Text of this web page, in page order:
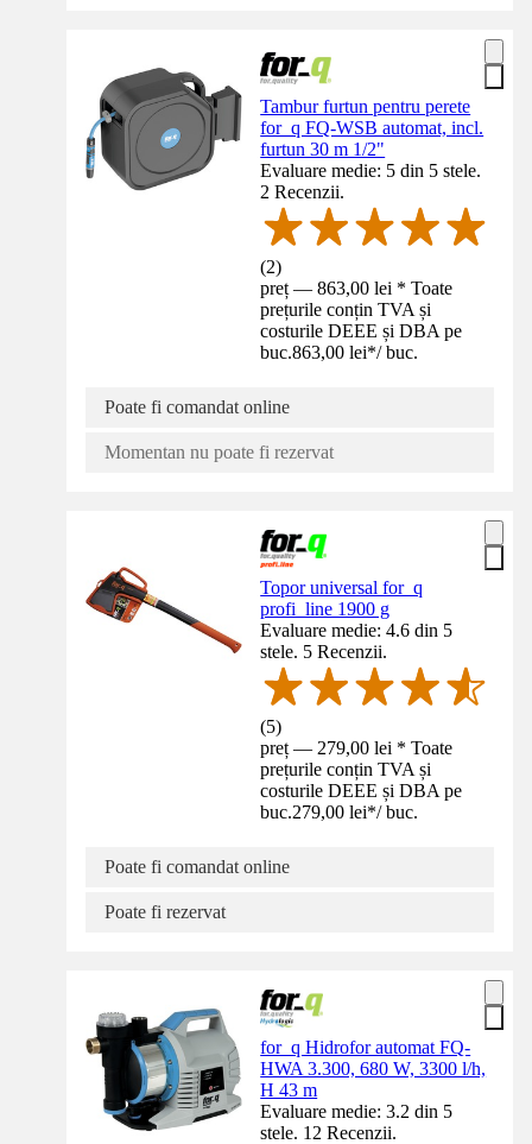
Tambur furtun pentru perete
for_q FQ-WSB automat, incl.
furtun 30 m 1/2"
Evaluare medie: 5 din 5 stele.
2 Recenzii.
(2)
preț — 863,00 lei * Toate
prețurile conțin TVA și
costurile DEEE și DBA pe
buc.863,00 lei*/ buc.
Poate fi comandat online
Momentan nu poate fi rezervat
Topor universal for_q
profi_line 1900 g
Evaluare medie: 4.6 din 5
stele. 5 Recenzii.
(5)
preț — 279,00 lei * Toate
prețurile conțin TVA și
costurile DEEE și DBA pe
buc.279,00 lei*/ buc.
Poate fi comandat online
Poate fi rezervat
for_q Hidrofor automat FQ-
HWA 3.300, 680 W, 3300 l/h,
H 43 m
Evaluare medie: 3.2 din 5
stele. 12 Recenzii.